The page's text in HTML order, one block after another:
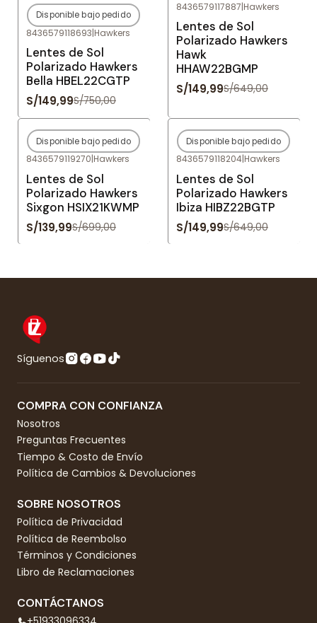
-80%OFF
Agotado
Disponible bajo pedido
8436579118693|Hawkers
Lentes de Sol
Polarizado Hawkers
Bella HBEL22CGTP
S/149,99S/750,00
8436579117887|Hawkers
Lentes de Sol
Polarizado Hawkers
Hawk
HHAW22BGMP
S/149,99S/649,00
-80%OFF
Agotado
Disponible bajo pedido
8436579119270|Hawkers
Lentes de Sol
Polarizado Hawkers
Sixgon HSIX21KWMP
S/139,99S/699,00
-77%OFF
Agotado
Disponible bajo pedido
8436579118204|Hawkers
Lentes de Sol
Polarizado Hawkers
Ibiza HIBZ22BGTP
S/149,99S/649,00
Síguenos
COMPRA CON CONFIANZA
Nosotros
Preguntas Frecuentes
Tiempo & Costo de Envío
Política de Cambios & Devoluciones
SOBRE NOSOTROS
Política de Privacidad
Política de Reembolso
Términos y Condiciones
Libro de Reclamaciones
CONTÁCTANOS